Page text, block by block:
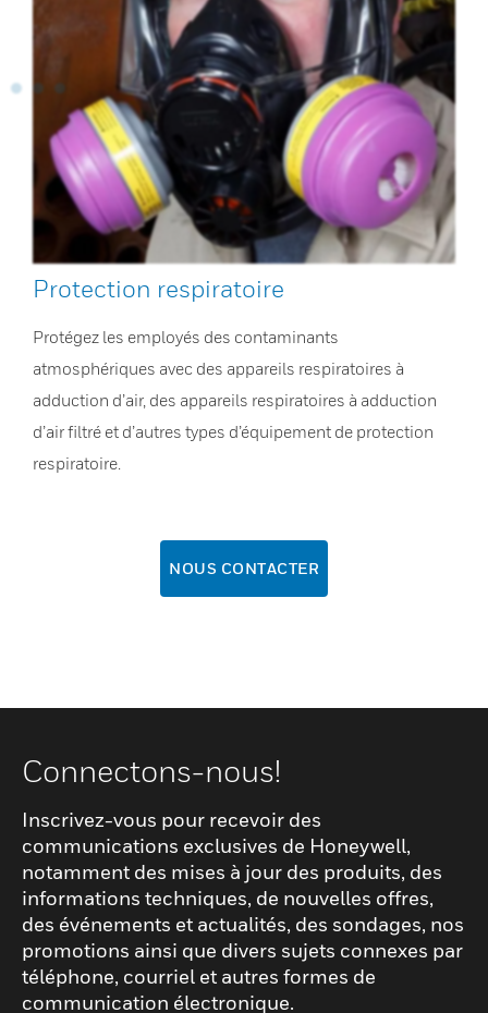
Protection respiratoire
Protégez les employés des contaminants
atmosphériques avec des appareils respiratoires à
adduction d’air, des appareils respiratoires à adduction
d’air filtré et d’autres types d’équipement de protection
respiratoire.
NOUS CONTACTER
Connectons-nous!
Inscrivez-vous pour recevoir des
communications exclusives de Honeywell,
notamment des mises à jour des produits, des
informations techniques, de nouvelles offres,
des événements et actualités, des sondages, nos
promotions ainsi que divers sujets connexes par
téléphone, courriel et autres formes de
communication électronique.